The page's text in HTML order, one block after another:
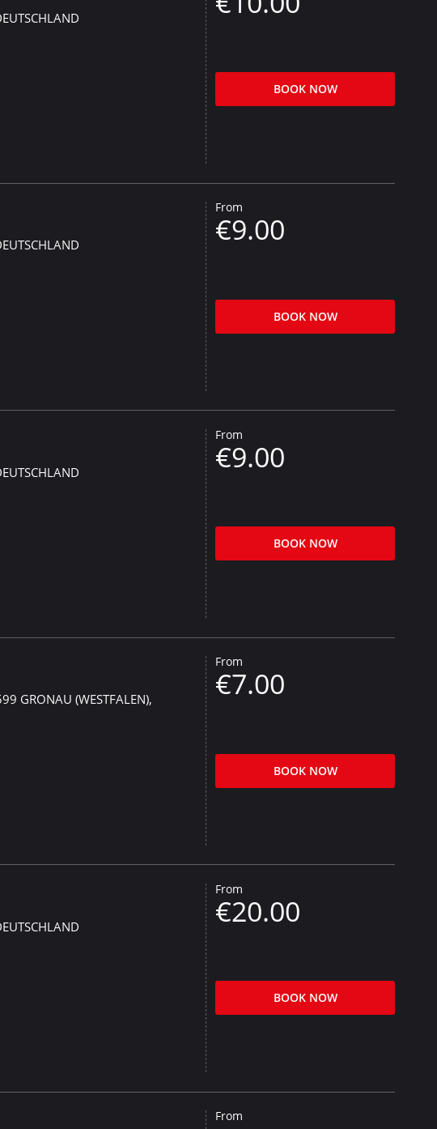
BOOK NOW
From
€9.00
BOOK NOW
From
€9.00
BOOK NOW
GRONAU (WESTFALEN),
From
€7.00
BOOK NOW
From
€20.00
BOOK NOW
From